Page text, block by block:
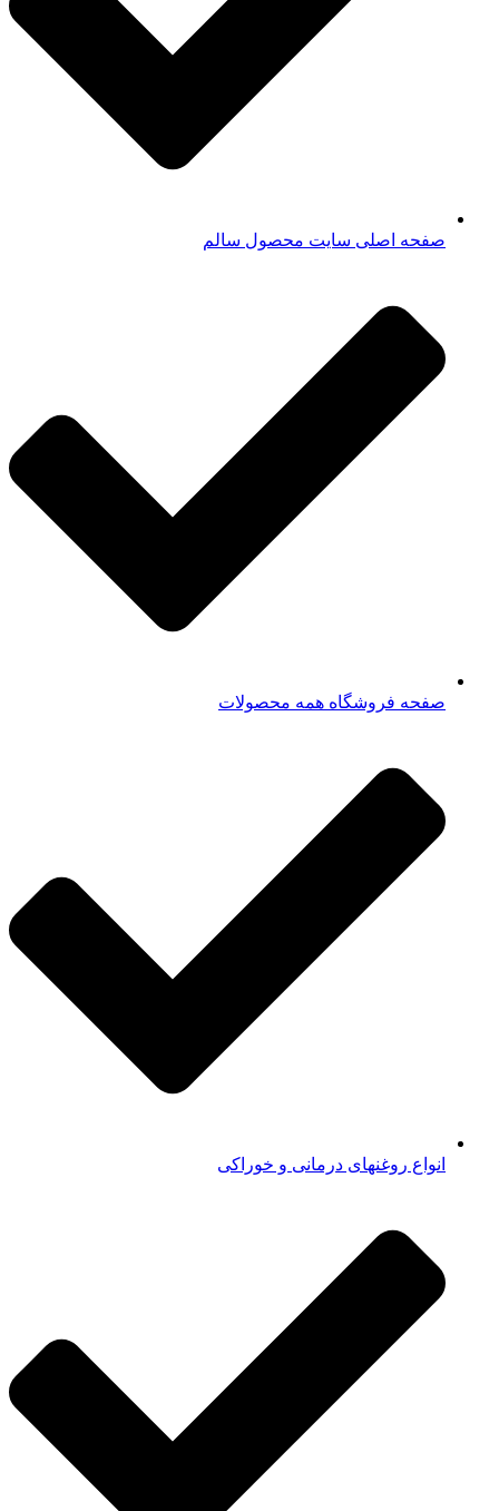
صفحه اصلی سایت محصول سالم
صفحه فروشگاه همه محصولات​
انواع روغنهای درمانی و خوراکی